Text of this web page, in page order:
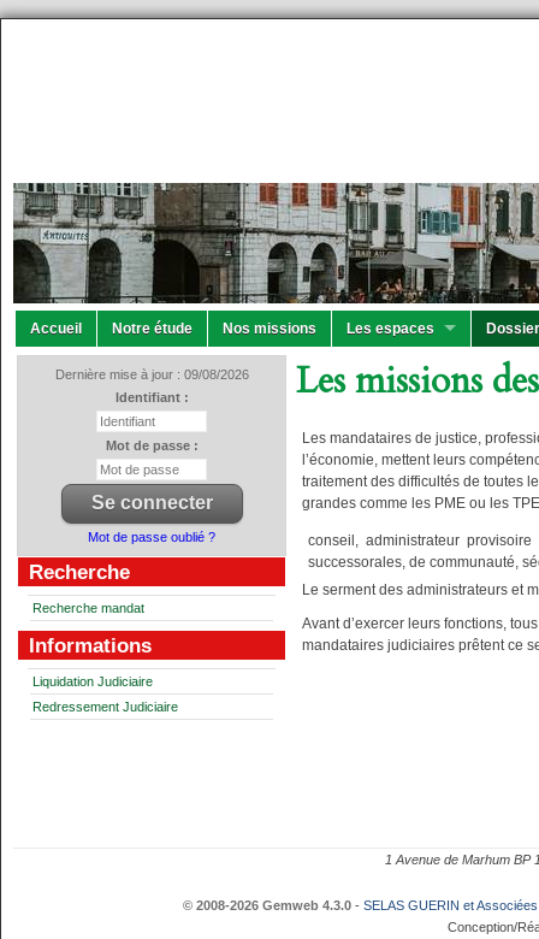
Accueil Notre étude Nos missions Les espaces
Dernière mise à jour : 09/08/2026
Identifiant :
Mot de passe :
Mot de passe oublié ?
Recherche
Recherche mandat
Informations
Liquidation Judiciaire
Redressement Judiciaire
Les missions
Les mandataires de justice,
l’économie, mettent leurs
traitement des difficultés de toutes
grandes comme les PME ou les
conseil, administrateur
successorales, de communauté,
Le serment des administrateurs et
Avant d’exercer leurs fonctions,
mandataires judiciaires prêtent ce
1 Avenue de Marhum BP
© 2008-2026 Gemweb 4.3.0 - SELAS GUERIN et Associées
Conception/